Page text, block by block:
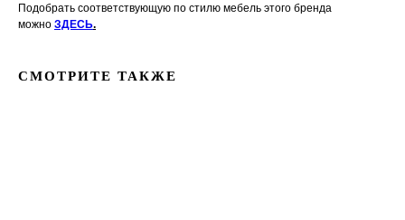
Подобрать соответствующую по стилю мебель этого бренда
можно ЗДЕСЬ.
СМОТРИТЕ ТАКЖЕ